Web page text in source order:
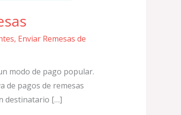
, Enviar Remesas de
modo de pago popular.
de pagos de remesas
destinatario […]